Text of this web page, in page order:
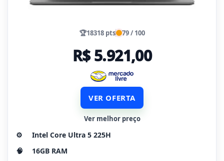
🏆18318 pts 79 / 100
R$ 5.921,00
VER OFERTA
Ver melhor preço
⚙️
Intel Core Ultra 5 225H
🧠
16GB RAM